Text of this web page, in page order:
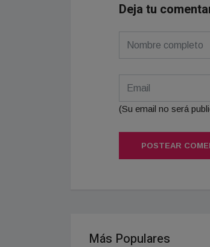
Deja tu
(Su email no será
POSTEAR
Más Populares